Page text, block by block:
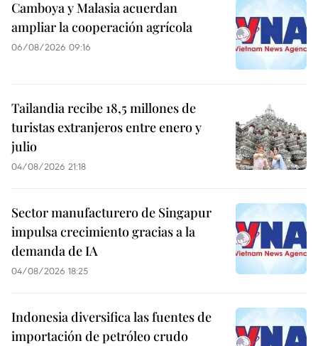
Camboya y Malasia acuerdan
ampliar la cooperación agrícola
06/08/2026 09:16
Tailandia recibe 18,5 millones de
turistas extranjeros entre enero y
julio
04/08/2026 21:18
Sector manufacturero de Singapur
impulsa crecimiento gracias a la
demanda de IA
04/08/2026 18:25
Indonesia diversifica las fuentes de
importación de petróleo crudo